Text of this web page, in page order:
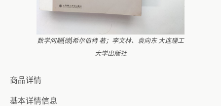
数学问题[德]希尔伯特 著；李文林、袁向东 大连理工
大学出版社
商品详情
基本详情信息